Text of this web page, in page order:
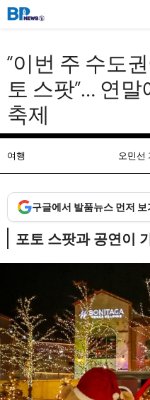
컨
텐
로
건
너
뛰
기
“이번 주 수도
토 스팟”… 연
축제
여행 오민선
구글에서 발품뉴스 먼저 보
포토 스팟과 공연이